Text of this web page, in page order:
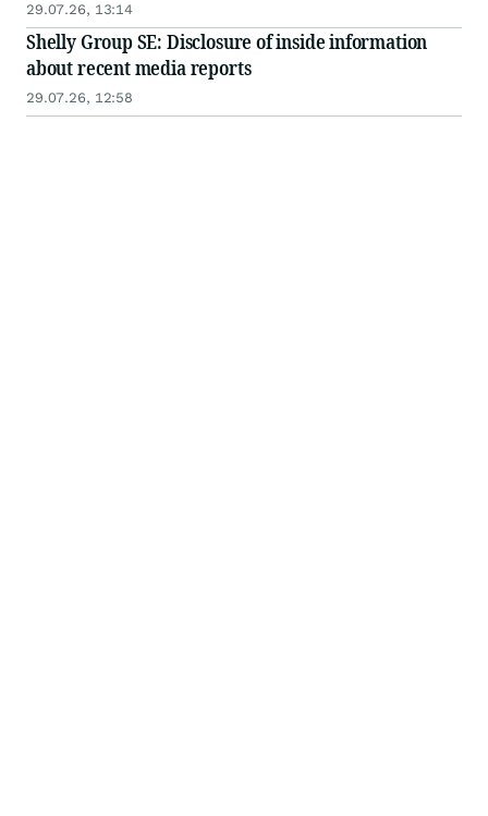
29.07.26, 13:14
Shelly Group SE: Disclosure of inside information
about recent media reports
29.07.26, 12:58